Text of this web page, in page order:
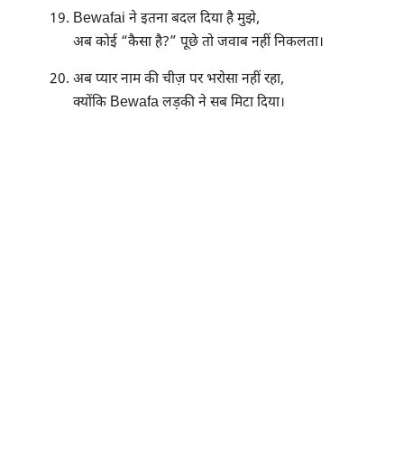
Bewafai ने इतना बदल दिया है मुझे,
अब कोई “कैसा है?” पूछे तो जवाब नहीं निकलता।
अब प्यार नाम की चीज़ पर भरोसा नहीं रहा,
क्योंकि Bewafa लड़की ने सब मिटा दिया।